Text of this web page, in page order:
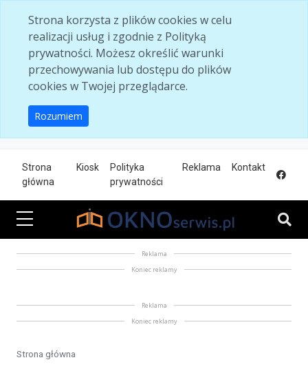
Strona korzysta z plików cookies w celu
realizacji usług i zgodnie z Polityką
prywatności. Możesz określić warunki
przechowywania lub dostępu do plików
cookies w Twojej przeglądarce.
Rozumiem
Strona
główna
Kiosk
Polityka
prywatności
Reklama Kontakt
Reklama
Koniec reklamy
Reklama
Koniec reklamy
Strona główna